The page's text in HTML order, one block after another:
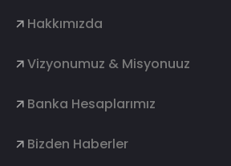
Hakkımızda
Vizyonumuz & Misyonuuz
Banka Hesaplarımız
Bizden Haberler